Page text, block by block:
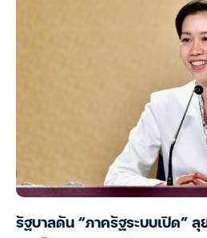
รัฐบาลดัน “ภาครัฐระบบเปิด” ลุ